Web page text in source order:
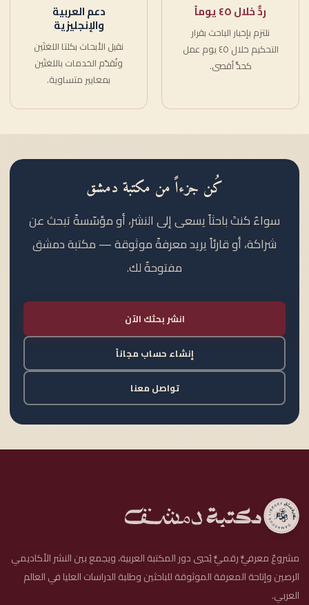
ردٌّ خلال ٤٥ يوماً
نلتزم بإخبار الباحث بقرار
التحكيم خلال ٤٥ يوم عمل
كحدٍّ أقصى.
دعم العربية
والإنجليزية
نقبل الأبحاث بكلتا اللغتَين
ونُقدّم الخدمات باللغتَين
بمعايير متساوية.
كُن جزءاً من مكتبة دمشق
سواءٌ كنتَ باحثاً يسعى إلى النشر، أو مؤسّسةً تبحث عن
شراكة، أو قارئاً يريد معرفةً موثوقة — مكتبة دمشق
مفتوحةٌ لك.
انشر بحثك الآن
إنشاء حساب مجاناً
تواصل معنا
مشروعٌ معرفيٌّ رقميٌّ يُحيي دور المكتبة العربية، ويجمع بين النشر الأكاديمي
الرصين وإتاحة المعرفة الموثوقة للباحثين وطلبة الدراسات العليا في العالم
العربي.